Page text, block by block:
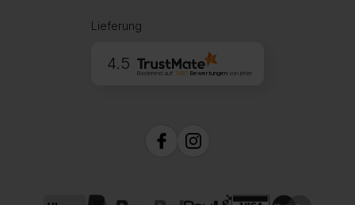
Lieferung
4.5
Basierend auf 1997Bewertungen von jeher